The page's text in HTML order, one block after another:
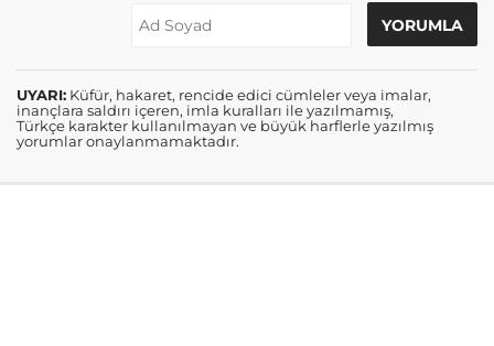
UYARI: Küfür, hakaret, rencide edici cümleler veya imalar,
inançlara saldırı içeren, imla kuralları ile yazılmamış,
Türkçe karakter kullanılmayan ve büyük harflerle yazılmış
yorumlar onaylanmamaktadır.